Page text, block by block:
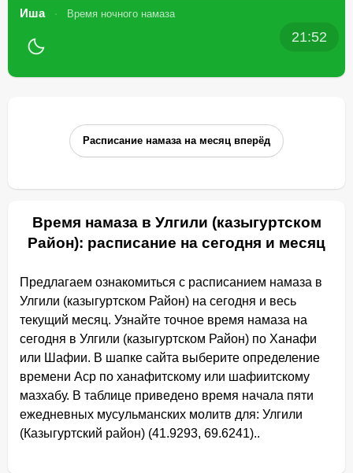
Иша Время ночного намаза
21:52
Расписание намаза на месяц вперёд
Время намаза в Улгили (казыгуртском
Район): расписание на сегодня и месяц
Предлагаем ознакомиться с расписанием намаза в
Улгили (казыгуртском Район) на сегодня и весь
текущий месяц. Узнайте точное время намаза на
сегодня в Улгили (казыгуртском Район) по Ханафи
или Шафии. В шапке сайта выберите определение
времени Аср по ханафитскому или шафиитскому
мазхабу. В таблице приведено время начала пяти
ежедневных мусульманских молитв для: Улгили
(Казыгуртский район) (41.9293, 69.6241)..